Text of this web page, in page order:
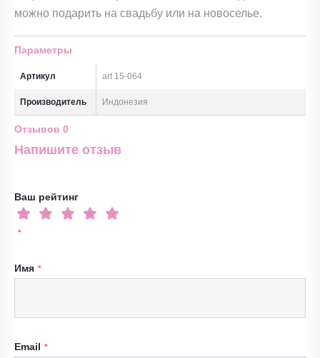
можно подарить на свадьбу или на новоселье.
Параметры
Артикул art 15-064
Производитель Индонезия
Отзывов 0
Напишите отзыв
Ваш рейтинг
Имя
Email